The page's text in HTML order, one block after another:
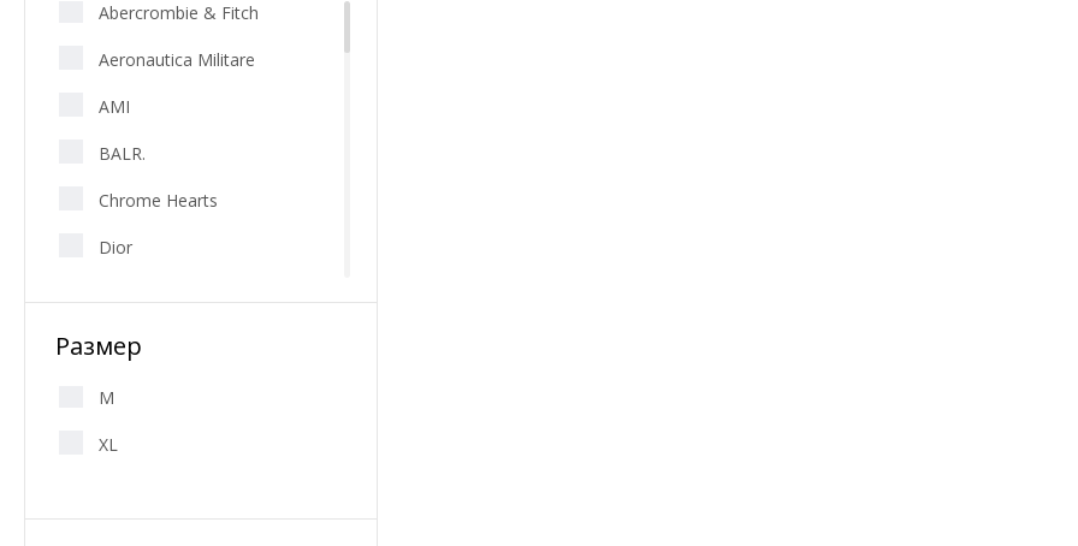
Abercrombie & Fitch
Aeronautica Militare
AMI
BALR.
Chrome Hearts
Dior
Dsquared2
FENDI
FRED PERRY
Размер
M
XL